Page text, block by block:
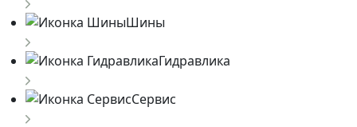
Шины
Гидравлика
Сервис